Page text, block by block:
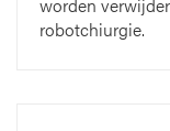
robotchiurgie.